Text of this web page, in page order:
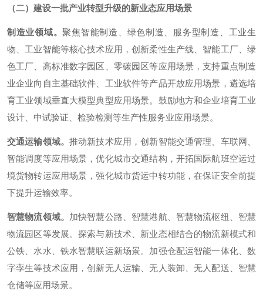
（二）建设一批产业转型升级的新业态应用场景
制造业领域。聚焦智能制造、绿色制造、服务型制造、工业生
物、工业智能等核心技术应用，创新柔性生产线、智能工厂、绿
色工厂、高标准数字园区、零碳园区等应用场景，支持重点制造
业企业向自主基础软件、工业软件等产品开放应用场景，遴选培
育工业领域垂直大模型典型应用场景。鼓励地方和企业培育工业
设计、中试验证、检验检测等生产性服务业应用场景。
交通运输领域。推动新技术应用，创新智能交通管理、车联网、
智能调度等应用场景，优化城市交通结构，开拓国际航班空运过
境货物转运应用场景，强化城市货运中转功能，在保证安全前提
下提升运输效率。
智慧物流领域。 加快智慧公路、智慧港航、智慧物流枢纽、智慧
物流园区等发展。探索与新技术、新业态相结合的物流新模式和
公铁、水水、铁水智慧联运新场景。加强仓配运智能一体化、数
字孪生等技术应用，创新无人运输、无人装卸、无人配送、智慧
仓储等应用场景。